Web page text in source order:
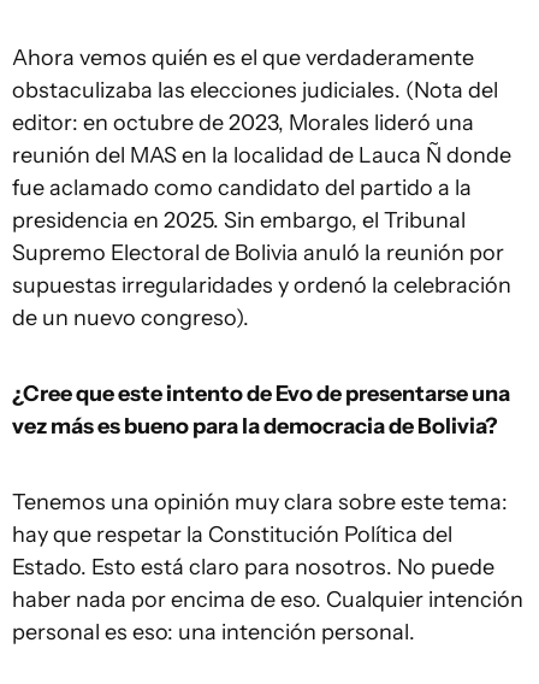
Ahora vemos quién es el que verdaderamente
obstaculizaba las elecciones judiciales. (Nota del
editor: en octubre de 2023, Morales lideró una
reunión del MAS en la localidad de Lauca Ñ donde
fue aclamado como candidato del partido a la
presidencia en 2025. Sin embargo, el Tribunal
Supremo Electoral de Bolivia anuló la reunión por
supuestas irregularidades y ordenó la celebración
de un nuevo congreso).
¿Cree que este intento de Evo de presentarse una
vez más es bueno para la democracia de Bolivia?
Tenemos una opinión muy clara sobre este tema:
hay que respetar la Constitución Política del
Estado. Esto está claro para nosotros. No puede
haber nada por encima de eso. Cualquier intención
personal es eso: una intención personal.